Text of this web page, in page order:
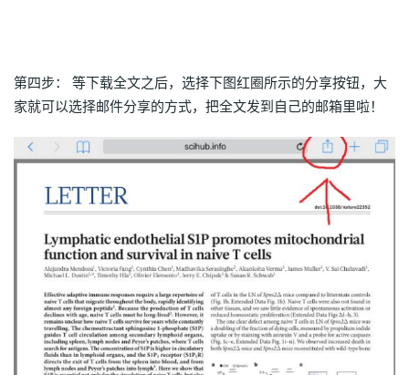
第四步： 等下载全文之后，选择下图红圈所示的分享按钮，大
家就可以选择邮件分享的方式，把全文发到自己的邮箱里啦！